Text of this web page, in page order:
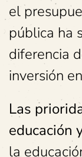
el
pública ha
diferencia
inversión
Las
educación
la